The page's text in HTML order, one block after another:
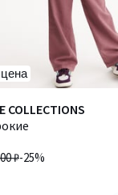
COLLECTIONS
₽-25%